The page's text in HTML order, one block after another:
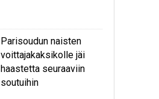
Parisoudun naisten
voittajakaksikolle jäi
haastetta seuraaviin
soutuihin